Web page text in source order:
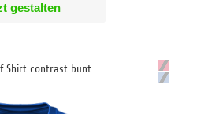
gestalten
Shirt contrast bunt